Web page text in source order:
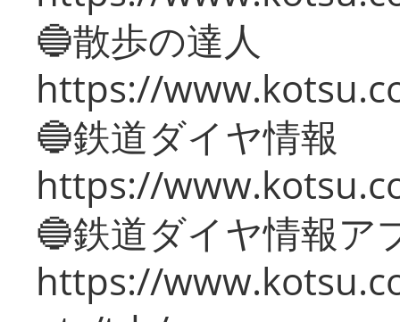
🔵散歩の達人
https://
🔵鉄道ダイヤ情報
https://
🔵鉄道ダイヤ情報ア
https://